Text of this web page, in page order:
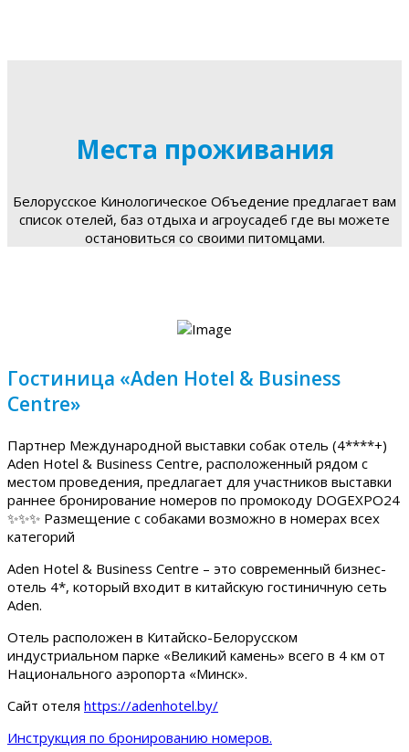
Места проживания
Белорусское Кинологическое Объедение предлагает вам
список отелей, баз отдыха и агроусадеб где вы можете
остановиться со своими питомцами.
Гостиница «Aden Hotel & Business
Centre»
Партнер Международной выставки собак отель (4****+)
Aden Hotel & Business Centre, расположенный рядом с
местом проведения, предлагает для участников выставки
раннее бронирование номеров по промокоду DOGEXPO24
✨✨✨ Размещение с собаками возможно в номерах всех
категорий
Aden Hotel & Business Centre – это современный бизнес-
отель 4*, который входит в китайскую гостиничную сеть
Aden.
Отель расположен в Китайско-Белорусском
индустриальном парке «Великий камень» всего в 4 км от
Национального аэропорта «Минск».
Сайт отеля https://adenhotel.by/
Инструкция по бронированию номеров.